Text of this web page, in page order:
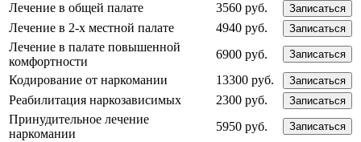
Лечение в общей палате 3560 руб. Записаться
Лечение в 2-х местной палате 4940 руб. Записаться
Лечение в палате повышенной
комфортности
6900 руб. Записаться
Кодирование от наркомании 13300 руб. Записаться
Реабилитация наркозависимых 2300 руб. Записаться
Принудительное лечение
наркомании
5950 руб. Записаться